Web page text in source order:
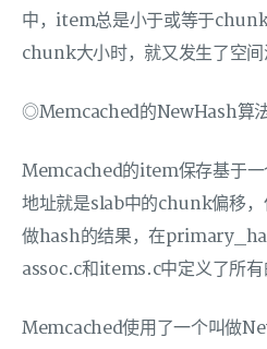
中，item总是小于或等于
chunk大小时，就又发生了空间
◎Memcached的NewHash算
Memcached的item保存基于
地址就是slab中的chunk偏移
做hash的结果，在
assoc.c和items.c中定义了所
Memcached使用了一个叫做